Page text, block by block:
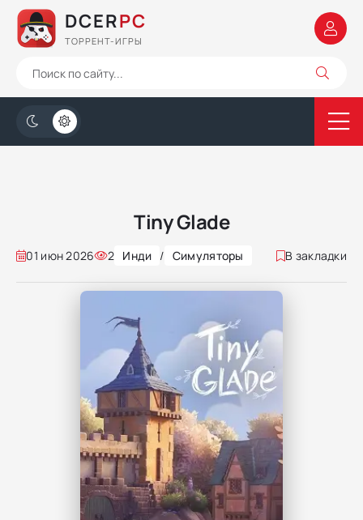
DCERPC
ТОРРЕНТ-ИГРЫ
Tiny Glade
01 июн 2026 2 Инди / Симуляторы В закладки